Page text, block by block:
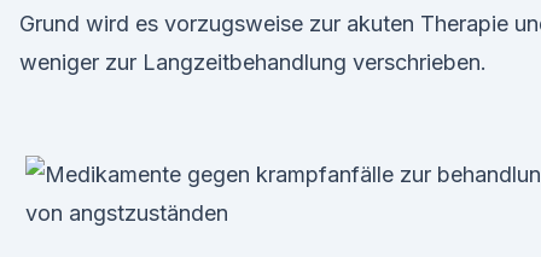
Grund wird es vorzugsweise zur akuten Therapie
weniger zur Langzeitbehandlung verschrieben.